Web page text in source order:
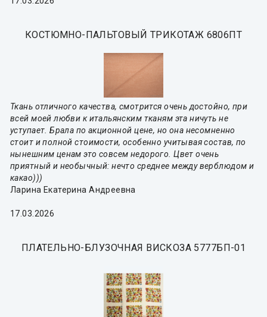
КОСТЮМНО-ПАЛЬТОВЫЙ ТРИКОТАЖ 6806ПТ
Ткань отличного качества, смотрится очень достойно, при
всей моей любви к итальянским тканям эта ничуть не
уступает. Брала по акционной цене, но она несомненно
стоит и полной стоимости, особенно учитывая состав, по
нынешним ценам это совсем недорого. Цвет очень
приятный и необычный: нечто среднее между верблюдом и
какао)))
Ларина Екатерина Андреевна
17.03.2026
ПЛАТЕЛЬНО-БЛУЗОЧНАЯ ВИСКОЗА 5777БП-01